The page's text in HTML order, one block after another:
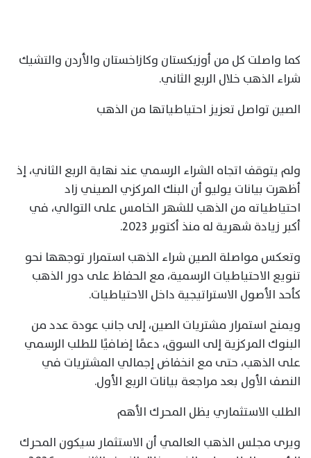
كما واصلت كل من أوزبكستان وكازاخستان والأردن والتشيك
شراء الذهب خلال الربع الثاني.
الصين تواصل تعزيز احتياطياتها من الذهب
ولم يتوقف اتجاه الشراء الرسمي عند نهاية الربع الثاني، إذ
أظهرت بيانات يوليو أن البنك المركزي الصيني زاد
احتياطياته من الذهب للشهر الخامس على التوالي، في
أكبر زيادة شهرية له منذ أكتوبر 2023.
وتعكس مواصلة الصين شراء الذهب استمرار توجهها نحو
تنويع الاحتياطيات الرسمية، مع الحفاظ على دور الذهب
كأحد الأصول الاستراتيجية داخل الاحتياطيات.
ويمنح استمرار مشتريات الصين، إلى جانب عودة عدد من
البنوك المركزية إلى السوق، دعمًا إضافيًا للطلب الرسمي
على الذهب، حتى مع انخفاض إجمالي المشتريات في
النصف الأول بعد مراجعة بيانات الربع الأول.
الطلب الاستثماري يظل المحرك الأهم
ويرى مجلس الذهب العالمي أن الاستثمار سيكون المحرك